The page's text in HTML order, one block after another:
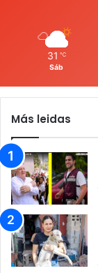
31 ℃
Sáb
Más leidas